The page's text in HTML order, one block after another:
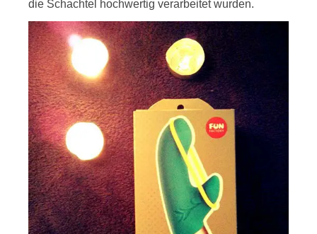
die Schachtel hochwertig verarbeitet wurden.